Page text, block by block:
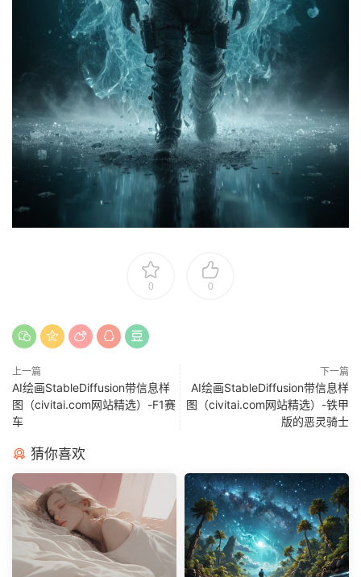
0 0
上一篇
AI绘画StableDiffusion带信息样
图（civitai.com网站精选）-F1赛
车
下一篇
AI绘画StableDiffusion带信息样
图（civitai.com网站精选）-铁甲
版的恶灵骑士
猜你喜欢